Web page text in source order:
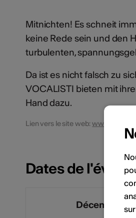
Mitnichten! Es schneit
keine Rede sein und den
turbulenten,
Da ist es nicht falsch zu
VOCALISTI bieten mit
Hand dazu.
Lien vers le site web:
Dates de
Décembre